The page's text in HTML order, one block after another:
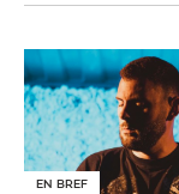
EN BREF